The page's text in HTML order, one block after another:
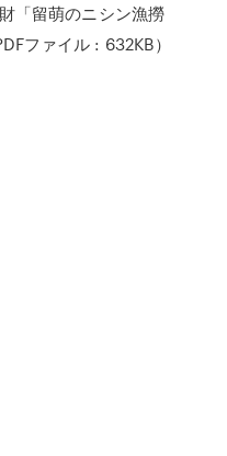
「留萌のニシン漁撈
ファイル : 632KB）